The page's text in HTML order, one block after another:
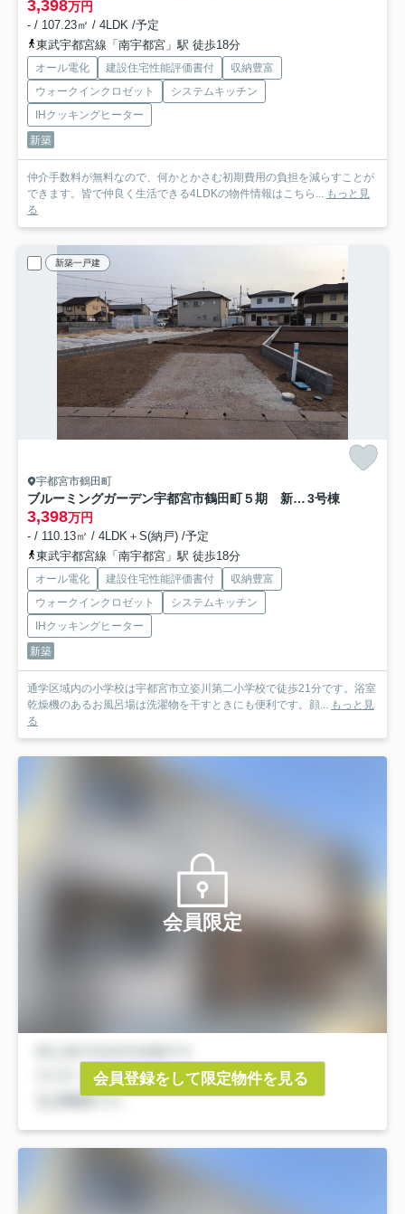
3,398万円
- / 107.23㎡ / 4LDK /予定
東武宇都宮線「南宇都宮」駅 徒歩18分
オール電化 建設住宅性能評価書付
収納豊富
ウォークインクロゼット
システムキッチン
IHクッキングヒーター
新築
仲介手数料が無料なので、何かとかさむ初期費用の負担を減らすことが
できます。皆で仲良く生活できる4LDKの物件情報はこちら... もっと見
る
新築一戸建
宇都宮市鶴田町
ブルーミングガーデン宇都宮市鶴田町５期 新築一戸建て 3号棟
3,398万円
- / 110.13㎡ / 4LDK＋S(納戸) /予定
東武宇都宮線「南宇都宮」駅 徒歩18分
オール電化 建設住宅性能評価書付
収納豊富
ウォークインクロゼット
システムキッチン
IHクッキングヒーター
新築
通学区域内の小学校は宇都宮市立姿川第二小学校で徒歩21分です。浴室
乾燥機のあるお風呂場は洗濯物を干すときにも便利です。顔... もっと見
る
会員限定
会員登録をして限定物件を見る